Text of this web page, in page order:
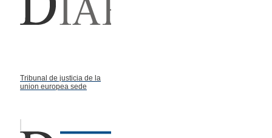
Tribunal de justicia de la
union europea sede